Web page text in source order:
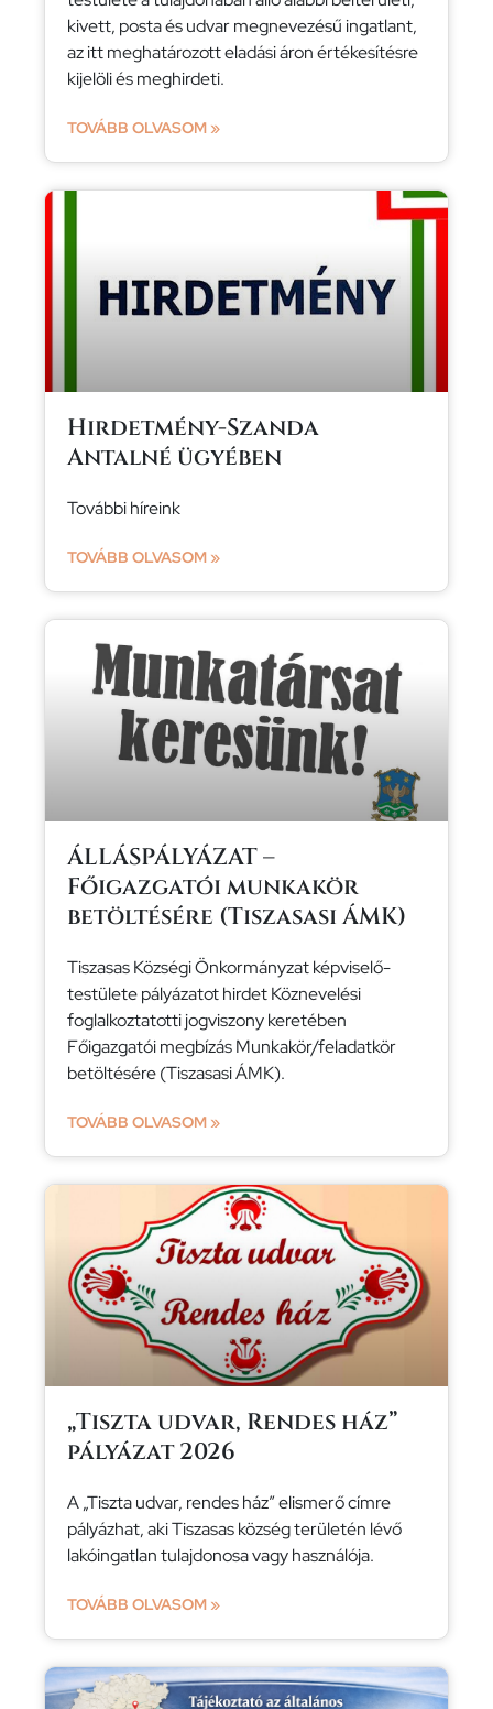
kivett, posta és udvar megnevezésű ingatlant,
az itt meghatározott eladási áron értékesítésre
kijelöli és meghirdeti.
TOVÁBB OLVASOM »
Hirdetmény-Szanda
Antalné ügyében
További híreink
TOVÁBB OLVASOM »
ÁLLÁSPÁLYÁZAT –
Főigazgatói munkakör
betöltésére (Tiszasasi ÁMK)
Tiszasas Községi Önkormányzat képviselő-
testülete pályázatot hirdet Köznevelési
foglalkoztatotti jogviszony keretében
Főigazgatói megbízás Munkakör/feladatkör
betöltésére (Tiszasasi ÁMK).
TOVÁBB OLVASOM »
„Tiszta udvar, Rendes ház”
pályázat 2026
A „Tiszta udvar, rendes ház” elismerő címre
pályázhat, aki Tiszasas község területén lévő
lakóingatlan tulajdonosa vagy használója.
TOVÁBB OLVASOM »